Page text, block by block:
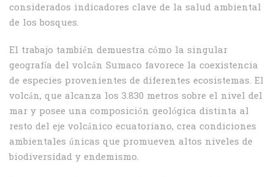
considerados indicadores clave de la salud ambiental
de los bosques.
El trabajo también demuestra cómo la singular
geografía del volcán Sumaco favorece la coexistencia
de especies provenientes de diferentes ecosistemas. El
volcán, que alcanza los 3.830 metros sobre el nivel del
mar y posee una composición geológica distinta al
resto del eje volcánico ecuatoriano, crea condiciones
ambientales únicas que promueven altos niveles de
biodiversidad y endemismo.